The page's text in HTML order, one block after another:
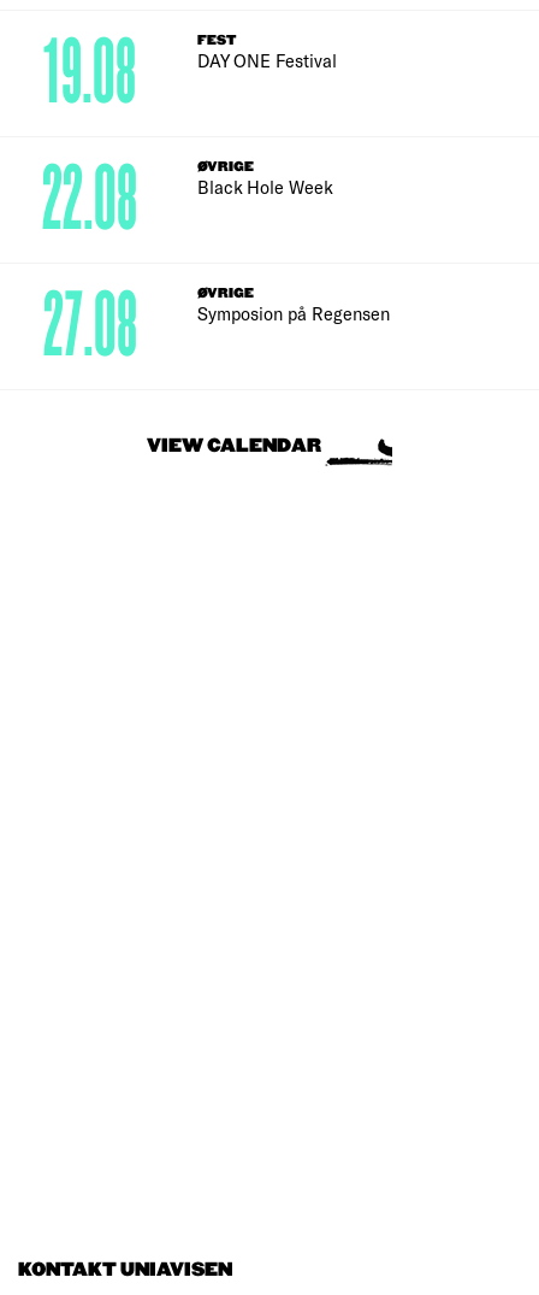
FEST
DAY ONE Festival
19.08
ØVRIGE
Black Hole Week
22.08
ØVRIGE
Symposion på Regensen
27.08
VIEW CALENDAR
KONTAKT UNIAVISEN